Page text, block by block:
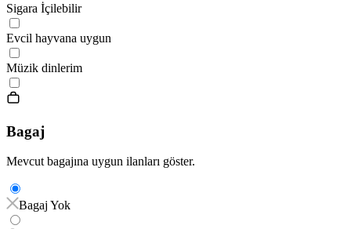
Sigara İçilebilir
Evcil hayvana uygun
Müzik dinlerim
Bagaj
Mevcut bagajına uygun ilanları göster.
Bagaj Yok